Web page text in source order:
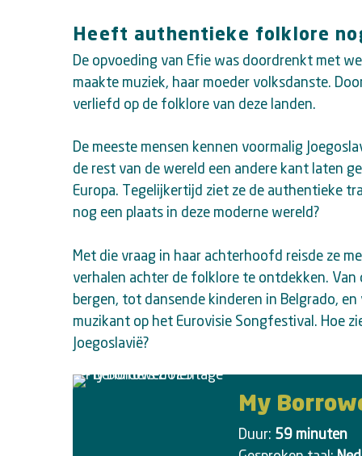
Heeft authentieke folklore
De opvoeding van Efie was doordrenkt met
maakte muziek, haar moeder volksdanste.
verliefd op de folklore van deze landen.
De meeste mensen kennen voormalig
de rest van de wereld een andere kant laten
Europa. Tegelijkertijd ziet ze de authentieke
nog een plaats in deze moderne wereld?
Met die vraag in haar achterhoofd reisde ze
verhalen achter de folklore te ontdekken.
bergen, tot dansende kinderen in Belgrado,
muzikant op het Eurovisie Songfestival. Hoe
Joegoslavië?
My
Duur: 59 minuten